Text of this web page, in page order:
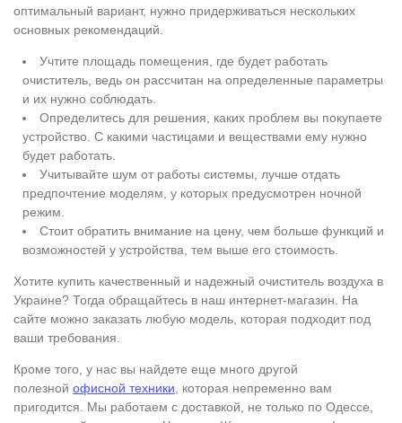
оптимальный вариант, нужно придерживаться нескольких
основных рекомендаций.
Учтите площадь помещения, где будет работать
очиститель, ведь он рассчитан на определенные параметры
и их нужно соблюдать.
Определитесь для решения, каких проблем вы покупаете
устройство. С какими частицами и веществами ему нужно
будет работать.
Учитывайте шум от работы системы, лучше отдать
предпочтение моделям, у которых предусмотрен ночной
режим.
Стоит обратить внимание на цену, чем больше функций и
возможностей у устройства, тем выше его стоимость.
Хотите купить качественный и надежный очиститель воздуха в
Украине? Тогда обращайтесь в наш интернет-магазин. На
сайте можно заказать любую модель, которая подходит под
ваши требования.
Кроме того, у нас вы найдете еще много другой
полезной офисной техники , которая непременно вам
пригодится. Мы работаем с доставкой, не только по Одессе,